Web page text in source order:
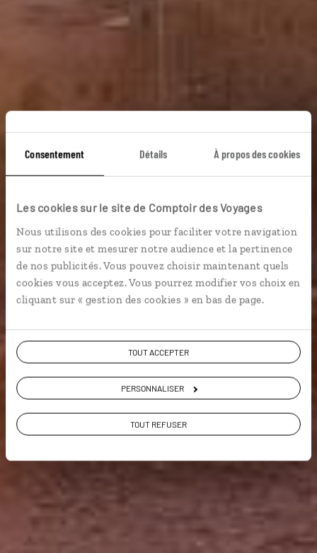
Consentement Détails À propos des cookies
Les cookies sur le site de Comptoir des Voyages
Nous utilisons des cookies pour faciliter votre navigation
sur notre site et mesurer notre audience et la pertinence
de nos publicités. Vous pouvez choisir maintenant quels
cookies vous acceptez. Vous pourrez modifier vos choix en
cliquant sur « gestion des cookies » en bas de page.
TOUT ACCEPTER
PERSONNALISER
TOUT REFUSER
Guide de voyage
Maroc